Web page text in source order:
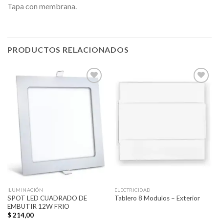
Tapa con membrana.
PRODUCTOS RELACIONADOS
Añadir
a la
lista de
deseos
ILUMINACIÓN
SPOT LED CUADRADO DE
EMBUTIR 12W FRIO
$214,00
ELECTRICIDAD
Tablero 8 Modulos – Exterior